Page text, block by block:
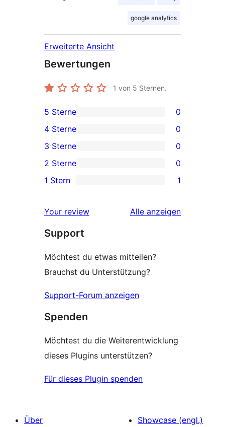
google analytics
Erweiterte Ansicht
Bewertungen
1 von 5 Sternen.
0 5-
Sterne-
Rezensionen
5 Sterne 0
0 4-
Sterne-
Rezensionen
4 Sterne 0
0 3-
Sterne-
Rezensionen
3 Sterne 0
0 2-
Sterne-
2 Sterne 0
1 1-
Rezension
1 Stern 1
Your review Alle Rezensionen
anzeigen
Support
Möchtest du etwas mitteilen?
Brauchst du Unterstützung?
Support-Forum anzeigen
Spenden
Möchtest du die Weiterentwicklung
dieses Plugins unterstützen?
Für dieses Plugin spenden
Über
Showcase (engl.)